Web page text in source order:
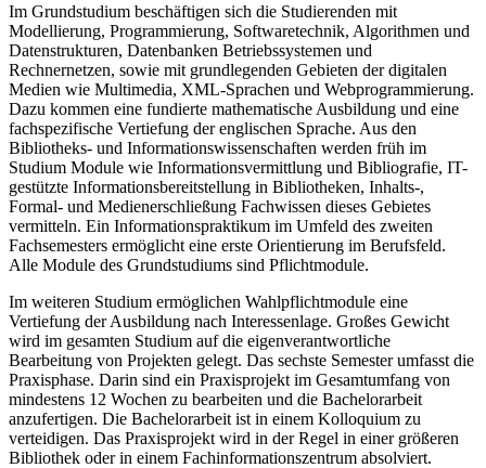
Im Grundstudium beschäftigen sich die Studierenden mit
Modellierung, Programmierung, Softwaretechnik, Algorithmen und
Datenstrukturen, Datenbanken Betriebssystemen und
Rechnernetzen, sowie mit grundlegenden Gebieten der digitalen
Medien wie Multimedia, XML-Sprachen und Webprogrammierung.
Dazu kommen eine fundierte mathematische Ausbildung und eine
fachspezifische Vertiefung der englischen Sprache. Aus den
Bibliotheks- und Informationswissenschaften werden früh im
Studium Module wie Informationsvermittlung und Bibliografie, IT-
gestützte Informationsbereitstellung in Bibliotheken, Inhalts-,
Formal- und Medienerschließung Fachwissen dieses Gebietes
vermitteln. Ein Informationspraktikum im Umfeld des zweiten
Fachsemesters ermöglicht eine erste Orientierung im Berufsfeld.
Alle Module des Grundstudiums sind Pflichtmodule.
Im weiteren Studium ermöglichen Wahlpflichtmodule eine
Vertiefung der Ausbildung nach Interessenlage. Großes Gewicht
wird im gesamten Studium auf die eigenverantwortliche
Bearbeitung von Projekten gelegt. Das sechste Semester umfasst die
Praxisphase. Darin sind ein Praxisprojekt im Gesamtumfang von
mindestens 12 Wochen zu bearbeiten und die Bachelorarbeit
anzufertigen. Die Bachelorarbeit ist in einem Kolloquium zu
verteidigen. Das Praxisprojekt wird in der Regel in einer größeren
Bibliothek oder in einem Fachinformationszentrum absolviert.